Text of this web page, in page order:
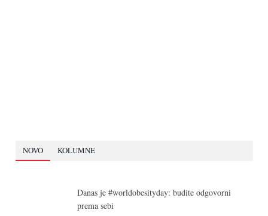
NOVO KOLUMNE
Danas je #worldobesityday: budite odgovorni
prema sebi